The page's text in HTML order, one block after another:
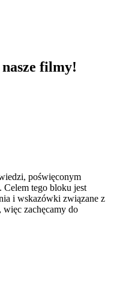
filmy!
poświęconym
Celem tego bloku jest
i wskazówki związane z
zachęcamy do